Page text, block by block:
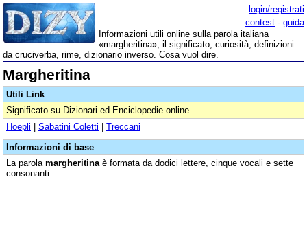
login/registrati
contest - guida
Informazioni utili online sulla parola italiana
«margheritina», il significato, curiosità, definizioni
da cruciverba, rime, dizionario inverso. Cosa vuol dire.
Margheritina
Utili Link
Significato su Dizionari ed Enciclopedie online
Hoepli | Sabatini Coletti | Treccani
Informazioni di base
La parola margheritina è formata da dodici lettere, cinque vocali e sette
consonanti.